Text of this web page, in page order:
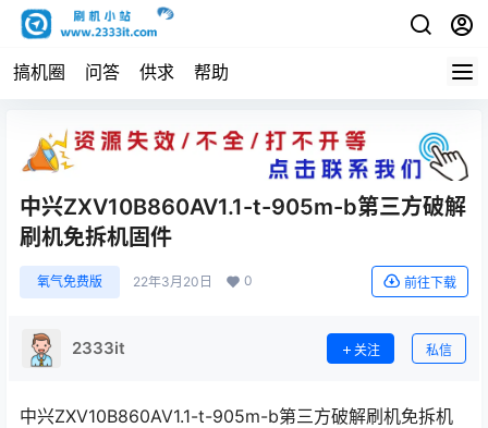
搞机圈 问答 供求 帮助
中兴ZXV10B860AV1.1-t-905m-b第三方破解
刷机免拆机固件
氧气免费版 22年3月20日 0 前往下载
2333it 关注 私信
中兴ZXV10B860AV1.1-t-905m-b第三方破解刷机免拆机